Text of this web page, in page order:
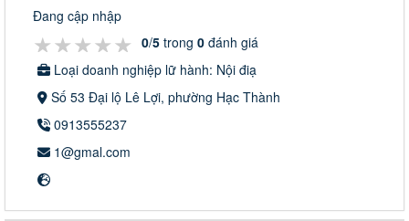
Đang cập nhập
★★★★★
★★★★★
★★★★★ 0/5 trong 0 đánh giá
Loại doanh nghiệp lữ hành: Nội điạ
Số 53 Đại lộ Lê Lợi, phường Hạc Thành
0913555237
1@gmal.com